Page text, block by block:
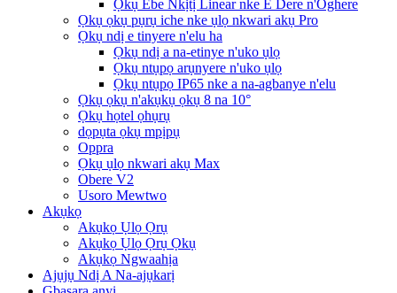
Ọkụ Ebe Nkịtị Linear nke E Dere n'Oghere
Ọkụ ọkụ pụrụ iche nke ụlọ nkwari akụ Pro
Ọkụ ndị e tinyere n'elu ha
Ọkụ ndị a na-etinye n'uko ụlọ
Ọkụ ntụpọ arụnyere n'uko ụlọ
Ọkụ ntụpọ IP65 nke a na-agbanye n'elu
Ọkụ ọkụ n'akụkụ ọkụ 8 na 10°
Ọkụ họtel ọhụrụ
dọpụta ọkụ mpịpụ
Oppra
Ọkụ ụlọ nkwari akụ Max
Obere V2
Usoro Mewtwo
Akụkọ
Akụkọ Ụlọ Ọrụ
Akụkọ Ụlọ Ọrụ Ọkụ
Akụkọ Ngwaahịa
Ajụjụ Ndị A Na-ajụkarị